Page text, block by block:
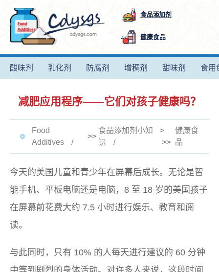
食品添加剂
健康食品
酸味剂 乳化剂 防腐剂 增稠剂 甜味剂 食用
减肥应用程序——它们对孩子健康吗？
Food
Additives
>>
食品添加剂小知
识
>
>>
健康食
品
今天的美国儿童和青少年在屏幕后成长。无论是智
能手机、平板电脑还是电脑，8 至 18 岁的美国孩子
在屏幕前花费大约 7.5 小时进行娱乐、教育和阅
读。
与此同时，只有 10% 的人每天进行建议的 60 分钟
中等到剧烈的身体活动。对许多人来说，这段时间